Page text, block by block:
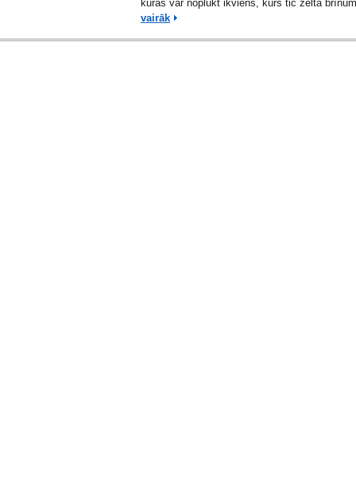
kuras var noplūkt ikviens, kurš tic zelta
vairāk